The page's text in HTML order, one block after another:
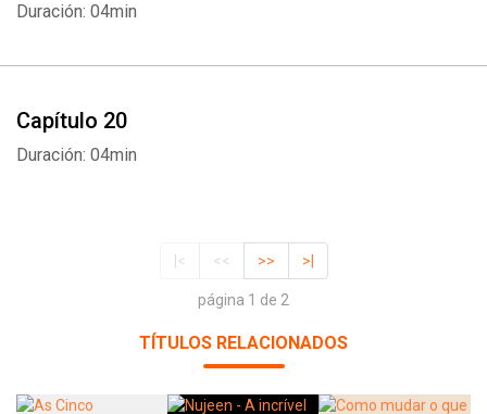
Duración: 04min
Capítulo 20
Duración: 04min
|< << >> >|
página 1 de 2
TÍTULOS RELACIONADOS